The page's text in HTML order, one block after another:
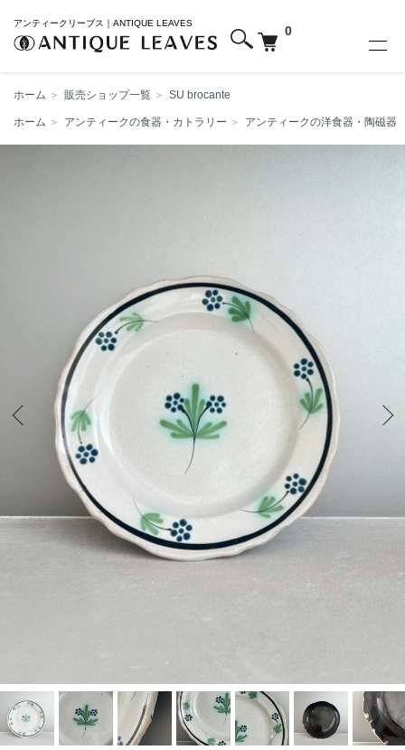
アンティークリーブス｜ANTIQUE LEAVES
0
ホーム ＞ 販売ショップ一覧 ＞ SU brocante
ホーム ＞ アンティークの食器・カトラリー ＞ アンティークの洋食器・陶磁器